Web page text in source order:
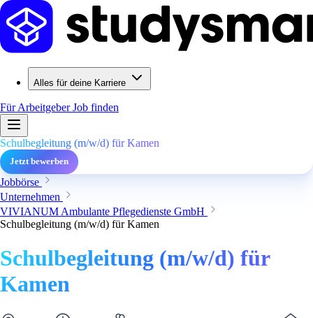
Alles für deine Karriere
Für ArbeitgeberJob finden
Schulbegleitung (m/w/d) für Kamen
Jetzt bewerben
Jobbörse
Unternehmen
VIVIANUM Ambulante Pflegedienste GmbH
Schulbegleitung (m/w/d) für Kamen
Schulbegleitung (m/w/d) für
Kamen